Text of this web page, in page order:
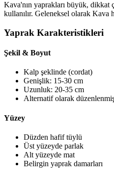
Kava'nın yaprakları büyük,
kullanılır. Geleneksel olarak Kava
Yaprak Karakteristikleri
Şekil & Boyut
Kalp şeklinde (cordat)
Genişlik: 15-30 cm
Uzunluk: 20-35 cm
Alternatif olarak
Yüzey
Düzden hafif tüylü
Üst yüzeyde parlak
Alt yüzeyde mat
Belirgin yaprak damarları